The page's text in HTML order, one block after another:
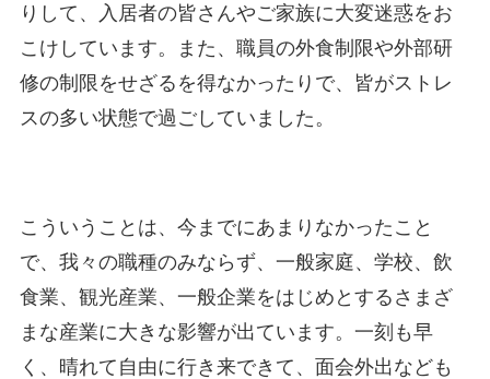
りして、入居者の皆さんやご家族に大変迷惑をお
こけしています。また、職員の外食制限や外部研
修の制限をせざるを得なかったりで、皆がストレ
スの多い状態で過ごしていました。
こういうことは、今までにあまりなかったこと
で、我々の職種のみならず、一般家庭、学校、飲
食業、観光産業、一般企業をはじめとするさまざ
まな産業に大きな影響が出ています。一刻も早
く、晴れて自由に行き来できて、面会外出なども